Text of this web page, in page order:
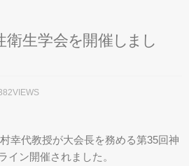
衛生学会を開催し ま し
幸代教授が大会長を務める第35回神
イン開催されました。